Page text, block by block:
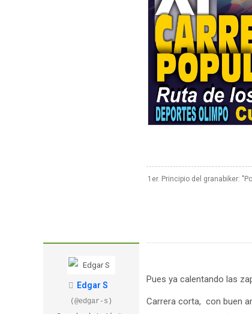
1er. Principio del granabiker:
Edgar S
(@edgar-s)
Pues ya calentando las
Carrera corta, con buen